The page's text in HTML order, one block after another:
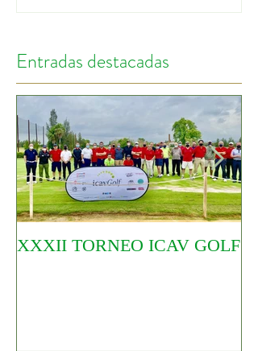
Entradas destacadas
XXXII TORNEO ICAV GOLF